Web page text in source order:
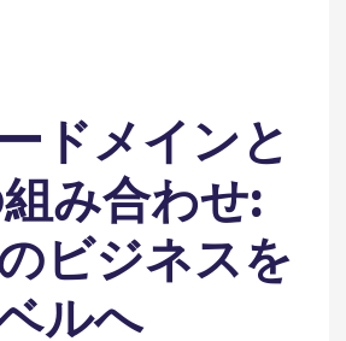
ドメインと
み合わせ:
ビジネスを
ルへ